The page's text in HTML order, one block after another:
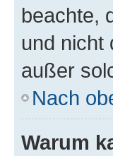
beachte,
und nicht
außer
Nach
Warum